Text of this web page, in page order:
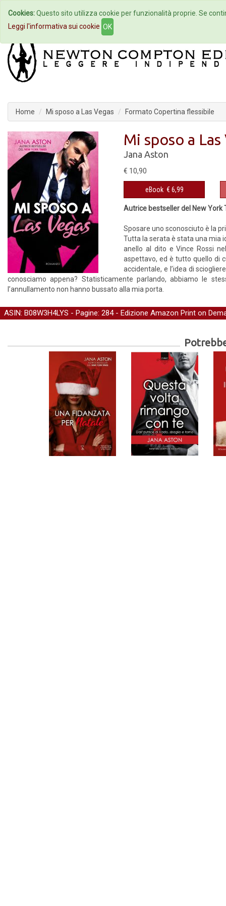
Home Autori Eventi
Home Mi sposo a Las Vegas Formato Copertina flessibile
Mi sposo a Las
Jana Aston
€ 10,90
eBook € 6,99
Autrice bestseller del New York
Sposare uno sconosciuto è la
Tutta la serata è stata una mia
anello al dito e Vince Rossi
aspettavo, ed è tutto quello di
accidentale, e l’idea di
conosciamo appena? Statisticamente parlando, abbiamo le
l’annullamento non hanno bussato alla mia porta.
ASIN: B08W3H4LYS - Pagine: 284 - Edizione Amazon Print on
Cookies:Questo sito utilizza cookie per funzionalità proprie. Se
Leggi l'informativa sui cookie OK